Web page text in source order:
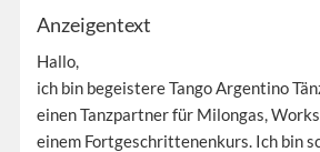
Anzeigentext
Hallo,
ich bin begeistere Tango Argentino
einen Tanzpartner für Milongas,
einem Fortgeschrittenenkurs. Ich bin